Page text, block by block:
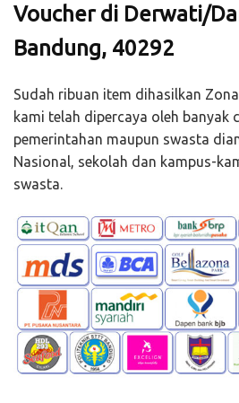
Voucher di Derwati/
Bandung, 40292
Sudah ribuan item dihasilkan
kami telah dipercaya oleh banyak
pemerintahan maupun swasta
Nasional, sekolah dan kampus-
swasta.